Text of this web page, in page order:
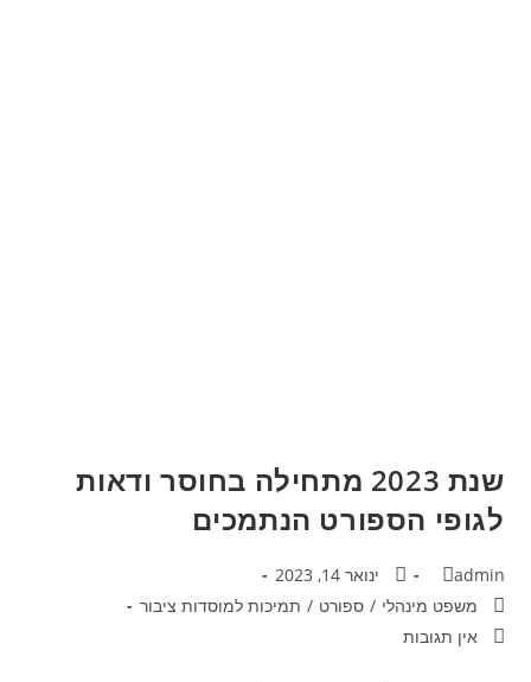
שנת 2023 מתחילה בחוסר ודאות
לגופי הספורט הנתמכים
admin
ינואר 14, 2023
משפט מינהלי / ספורט / תמיכות למוסדות ציבור
אין תגובות